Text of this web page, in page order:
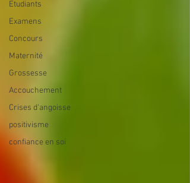
Etudiants
Examens
Concours
Maternité
Grossesse
Accouchement
Crises d'angoisse
positivisme
confiance en soi